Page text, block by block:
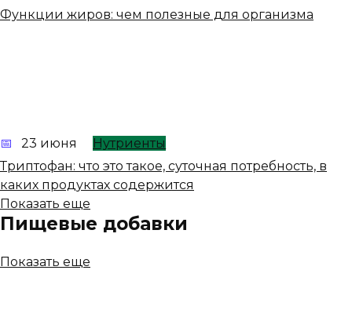
Функции жиров: чем полезные для организма
23 июня
Нутриенты
Триптофан: что это такое, суточная потребность, в
каких продуктах содержится
Показать еще
Пищевые добавки
Показать еще